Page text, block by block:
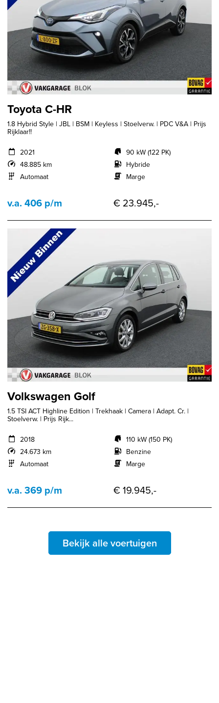
Toyota C-HR
1.8 Hybrid Style | JBL | BSM | Keyless | Stoelverw. | PDC V&A | Prijs
Rijklaar!!
2021
48.885 km
Automaat
90 kW (122 PK)
Hybride
Marge
v.a. 406 p/m € 23.945,-
Volkswagen Golf
1.5 TSI ACT Highline Edition | Trekhaak | Camera | Adapt. Cr. |
Stoelverw. | Prijs Rijk...
2018
24.673 km
Automaat
110 kW (150 PK)
Benzine
Marge
v.a. 369 p/m € 19.945,-
Bekijk alle voertuigen